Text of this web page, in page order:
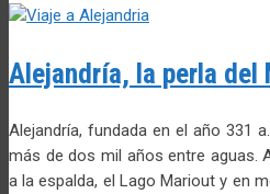
Alejandría, la perla del
Alejandría, fundada en el año 331
más de dos mil años entre aguas.
a la espalda, el Lago Mariout y en